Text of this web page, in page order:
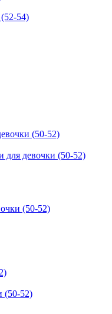
54)
для девочки (50-52)
(50-52)
(50-52)